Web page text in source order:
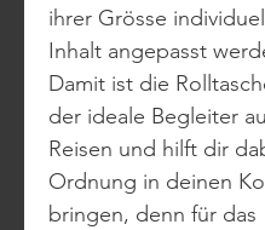
ihrer Grösse
Inhalt angepasst
Damit ist die
der ideale Begleiter
Reisen und hilft dir
Ordnung in deinen
bringen, denn für das